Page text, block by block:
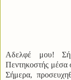
Αδελφέ μου!
Πεντηκοστής μέσα
Σήμερα,